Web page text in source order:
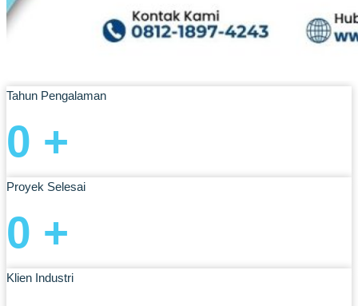
Tahun Pengalaman
0 +
Proyek Selesai
0 +
Klien Industri